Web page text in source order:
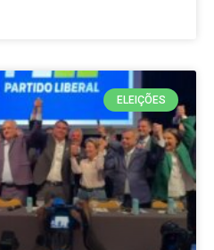
ELEIÇÕES